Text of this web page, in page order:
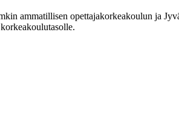
ammatillisen opettajakorkeakoulun ja